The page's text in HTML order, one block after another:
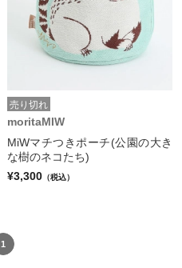
売り切れ
moritaMIW
MiWマチつきポーチ(公園の大き
な樹のネコたち)
¥3,300 （税込）
1